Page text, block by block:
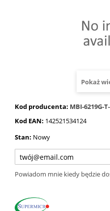
Pokaż
Kod producenta: MBI-6219G-
Kod EAN: 142521534124
Stan: Nowy
Powiadom mnie kiedy będzie